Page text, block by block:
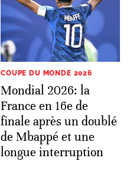
COUPE DU MONDE 2026
Mondial 2026: la
France en 16e de
finale après un doublé
de Mbappé et une
longue interruption